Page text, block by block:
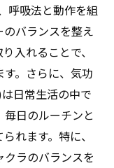
呼吸法と動作を組
バランスを整え
入れることで、
。さらに、気功
日常生活の中で
日のルーチンと
れます。特に、
ラのバランスを